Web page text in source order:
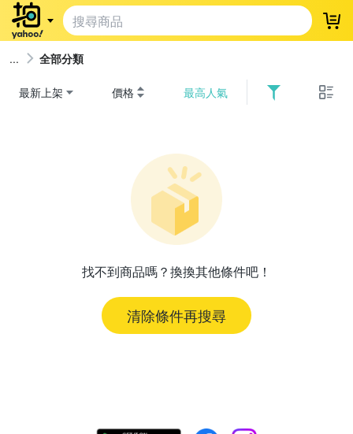
登
全部分類
最新上架 價格 最高人氣
找不到商品嗎？換換其他條件吧！
清除條件再搜尋